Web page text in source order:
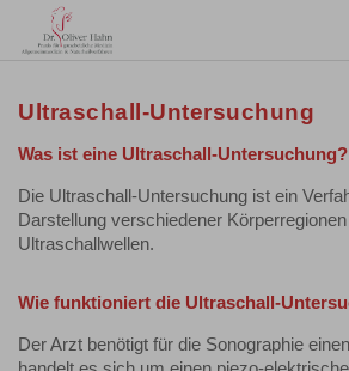
Ultraschall-Untersuchung
Was ist eine Ultraschall-Untersuchung?
Die Ultraschall-Untersuchung ist ein
Darstellung verschiedener
Ultraschallwellen.
Wie funktioniert die Ultraschall-
Der Arzt benötigt für die Sonographie